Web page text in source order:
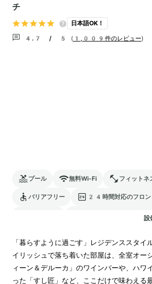
チ
日本語OK！
4.7 / 5 ( 1,009件のレビュー)
プール 無料Wi-Fi フィットネ
バリアフリー 24時間対応のフロン
電気自動車の充電スタン
設
「暮らすように過ごす」レジデンススタイ
イリッシュで落ち着いた部屋は、全室オー
ィーン＆デルーカ」のワインバーや、ハワ
った「すし匠」など、ここだけで味わえる